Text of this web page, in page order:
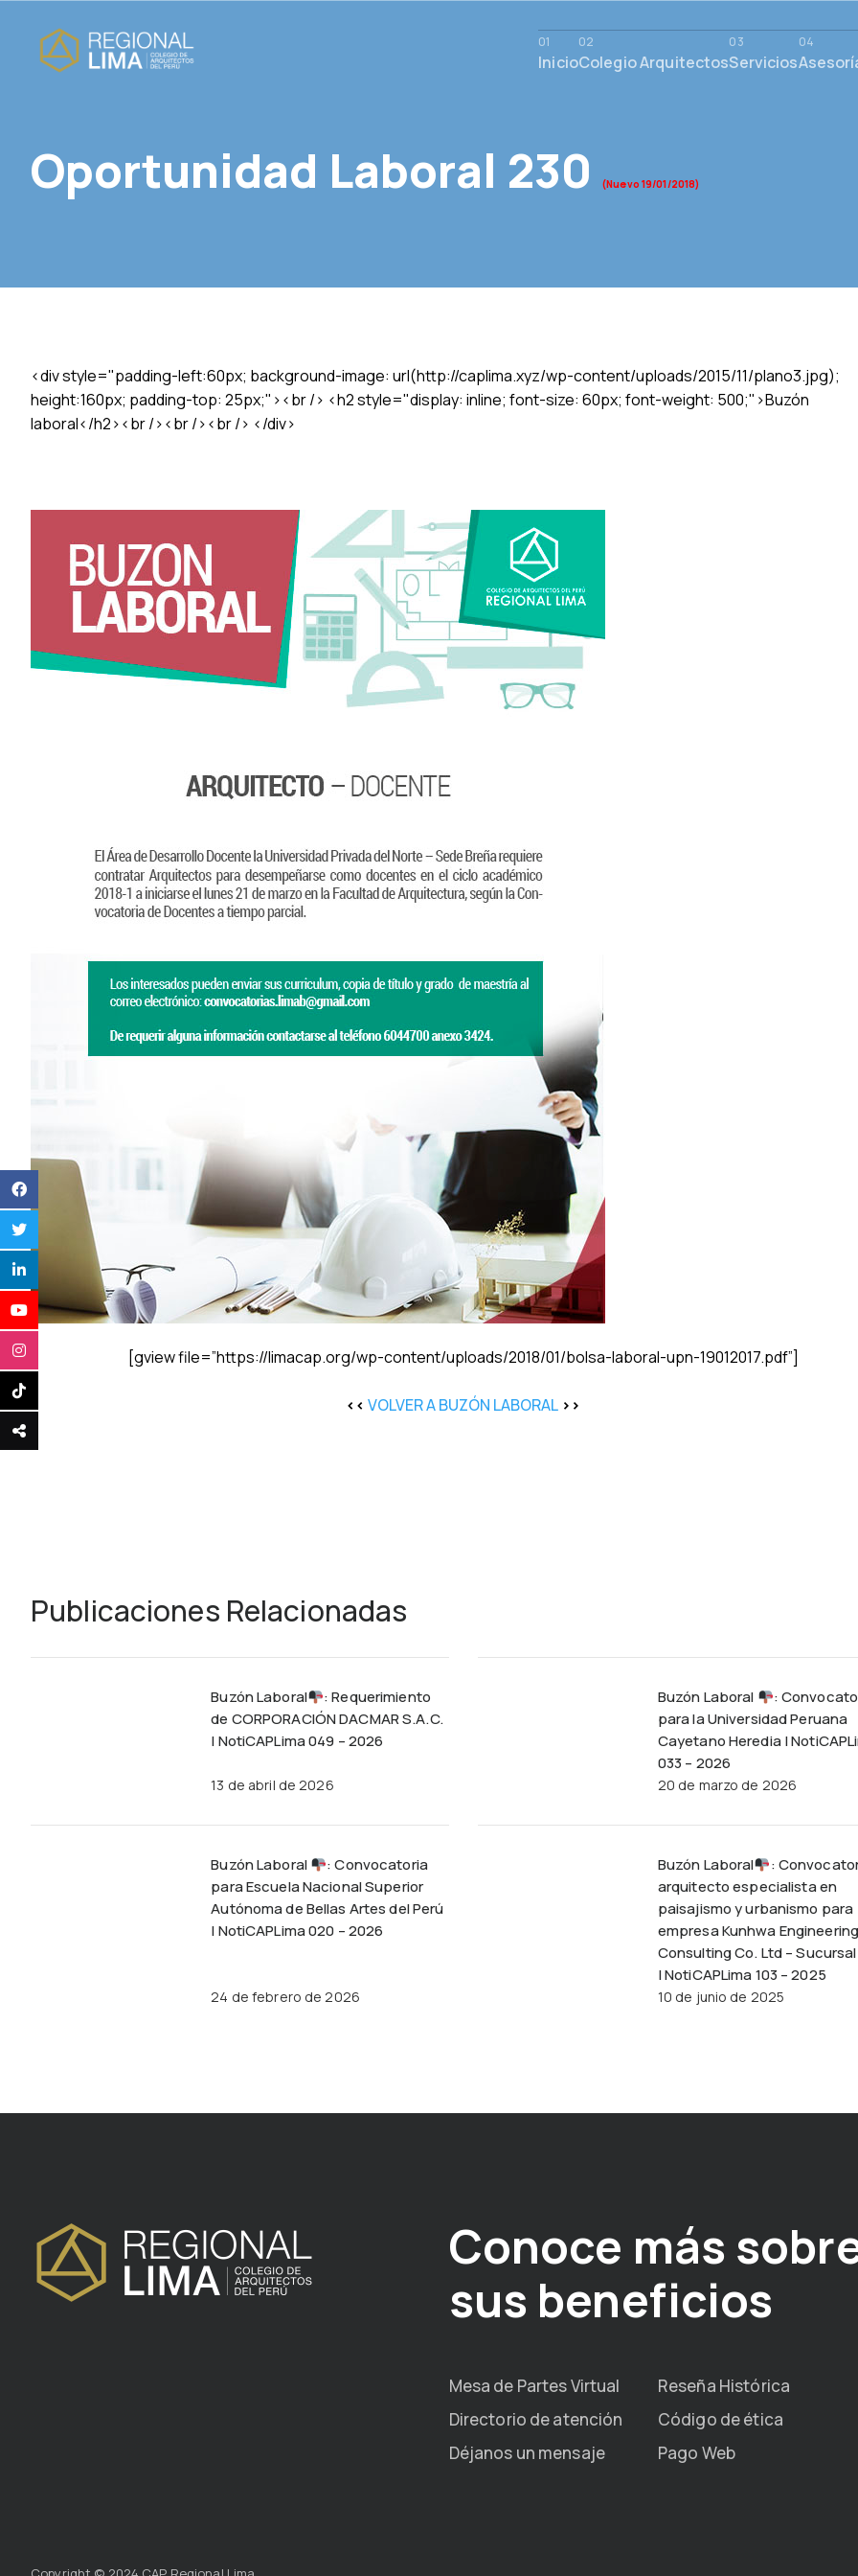
InicioColegio ArquitectosServicios
Oportunidad Laboral 230 (Nuevo 19/01/2018)
<div style="padding-left:60px; background-image: url(http://caplima.xyz/wp-content/uploads/2015/11/plano3.jpg);
height:160px; padding-top: 25px;"><br /> <h2 style="display: inline; font-size: 60px; font-weight: 500;">Buzón
laboral</h2><br /><br /><br /> </div>
[gview file=”https://limacap.org/wp-content/uploads/2018/01/bolsa-laboral-upn-19012017.pdf”]
<< VOLVER A BUZÓN LABORAL >>
Publicaciones Relacionadas
Buzón Laboral
: Requerimiento
de CORPORACIÓN DACMAR S.A.C.
| NotiCAPLima 049 – 2026
13 de abril de 2026
Buzón Laboral
:
para la Universidad Peruana
Cayetano Heredia |
033 – 2026
20 de marzo de 2026
Buzón Laboral
: Convocatoria
para Escuela Nacional Superior
Autónoma de Bellas Artes del Perú
| NotiCAPLima 020 – 2026
24 de febrero de 2026
Buzón Laboral
:
arquitecto especialista en
paisajismo y urbanismo para
empresa Kunhwa
Consulting Co. Ltd –
| NotiCAPLima 103 – 2025
10 de junio de 2025
Conoce más
sus beneficios
Mesa de Partes Virtual
Reseña Histórica
Directorio de atención
Código de ética
Déjanos un mensaje
Pago Web